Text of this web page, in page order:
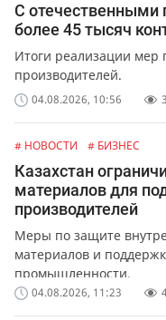
С отечественными
более 45 тысяч
Итоги реализации мер
производителей.
04.08.2026, 10:56
# НОВОСТИ # БИЗНЕС
Казахстан
материалов для
производителей
Меры по защите
материалов и
промышленности.
04.08.2026, 11:23